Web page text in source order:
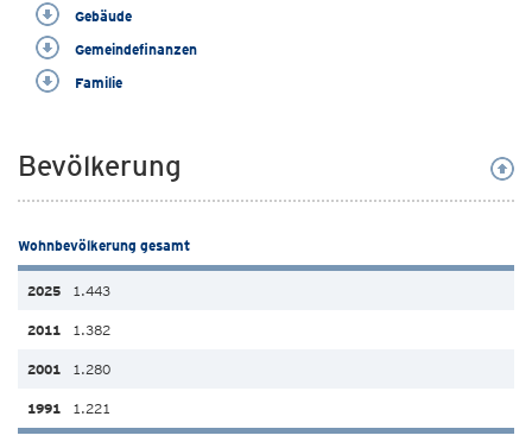
Gebäude
Gemeindefinanzen
Familie
Bevölkerung
Wohnbevölkerung gesamt
1.443
1.382
1.280
1.221